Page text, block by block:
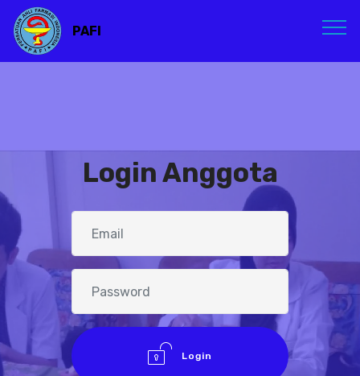
PAFI
Login Anggota
Login